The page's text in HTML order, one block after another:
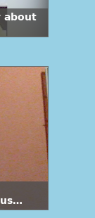
about